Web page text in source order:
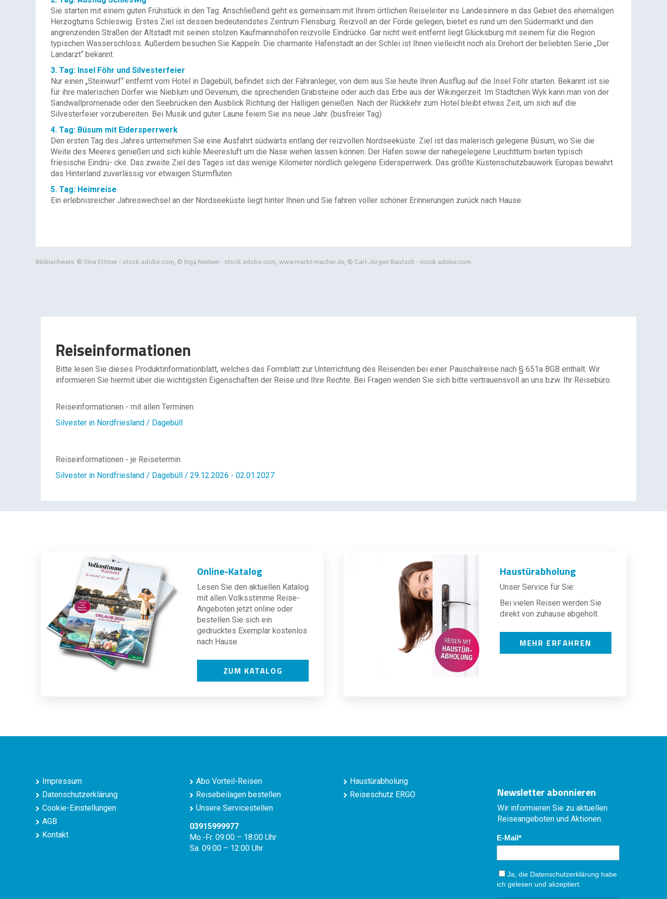
Sie starten mit einem guten Frühstück in den Tag. Anschließend geht es gemeinsam mit Ihrem örtlichen Reiseleiter ins Landesinnere in das Gebiet des ehemaligen
Herzogtums Schleswig. Erstes Ziel ist dessen bedeutendstes Zentrum Flensburg. Reizvoll an der Förde gelegen, bietet es rund um den Südermarkt und den
angrenzenden Straßen der Altstadt mit seinen stolzen Kaufmannshöfen reizvolle Eindrücke. Gar nicht weit entfernt liegt Glücksburg mit seinem für die Region
typischen Wasserschloss. Außerdem besuchen Sie Kappeln. Die charmante Hafenstadt an der Schlei ist Ihnen vielleicht noch als Drehort der beliebten Serie „Der
Landarzt“ bekannt.
3. Tag: Insel Föhr und Silvesterfeier
Nur einen „Steinwurf“ entfernt vom Hotel in Dagebüll, befindet sich der Fähranleger, von dem aus Sie heute Ihren Ausflug auf die Insel Föhr starten. Bekannt ist sie
für ihre malerischen Dörfer wie Nieblum und Oevenum, die sprechenden Grabsteine oder auch das Erbe aus der Wikingerzeit. Im Städtchen Wyk kann man von der
Sandwallpromenade oder den Seebrücken den Ausblick Richtung der Halligen genießen. Nach der Rückkehr zum Hotel bleibt etwas Zeit, um sich auf die
Silvesterfeier vorzubereiten. Bei Musik und guter Laune feiern Sie ins neue Jahr. (busfreier Tag)
4. Tag: Büsum mit Eidersperrwerk
Den ersten Tag des Jahres unternehmen Sie eine Ausfahrt südwärts entlang der reizvollen Nordseeküste. Ziel ist das malerisch gelegene Büsum, wo Sie die
Weite des Meeres genießen und sich kühle Meeresluft um die Nase wehen lassen können. Der Hafen sowie der nahegelegene Leuchtturm bieten typisch
friesische Eindrü- cke. Das zweite Ziel des Tages ist das wenige Kilometer nördlich gelegene Eidersperrwerk. Das größte Küstenschutzbauwerk Europas bewahrt
das Hinterland zuverlässig vor etwaigen Sturmfluten.
5. Tag: Heimreise
Ein erlebnisreicher Jahreswechsel an der Nordseeküste liegt hinter Ihnen und Sie fahren voller schöner Erinnerungen zurück nach Hause.
Bildnachweis: © Sina Ettmer - stock.adobe.com, © Inga Nielsen - stock.adobe.com, www.markt-macher.de, © Carl-Jürgen Bautsch - stock.adobe.com
Reiseinformationen
Bitte lesen Sie dieses Produktinformationblatt, welches das Formblatt zur Unterrichtung des Reisenden bei einer Pauschalreise nach § 651a BGB enthält. Wir
informieren Sie hiermit über die wichtigsten Eigenschaften der Reise und Ihre Rechte. Bei Fragen wenden Sie sich bitte vertrauensvoll an uns bzw. Ihr Reisebüro.
Reiseinformationen - mit allen Terminen
Silvester in Nordfriesland / Dagebüll
Reiseinformationen - je Reisetermin
Silvester in Nordfriesland / Dagebüll / 29.12.2026 - 02.01.2027
Online-Katalog
Lesen Sie den aktuellen Katalog
mit allen Volksstimme Reise-
Angeboten jetzt online oder
bestellen Sie sich ein
gedrucktes Exemplar kostenlos
nach Hause.
ZUM KATALOG
Haustürabholung
Unser Service für Sie:
Bei vielen Reisen werden Sie
direkt von zuhause abgeholt.
MEHR ERFAHREN
Impressum
Datenschutzerklärung
Cookie-Einstellungen
AGB
Kontakt
Abo Vorteil-Reisen
Reisebeilagen bestellen
Unsere Servicestellen
03915999977
Mo.-Fr. 09:00 – 18:00 Uhr
Sa. 09:00 – 12:00 Uhr
Haustürabholung
Reiseschutz ERGO
Newsletter abonnieren
Wir informieren Sie zu aktuellen
Reiseangeboten und Aktionen.
E-Mail
Ja, die Datenschutzerklärung habe
ich gelesen und akzeptiert.